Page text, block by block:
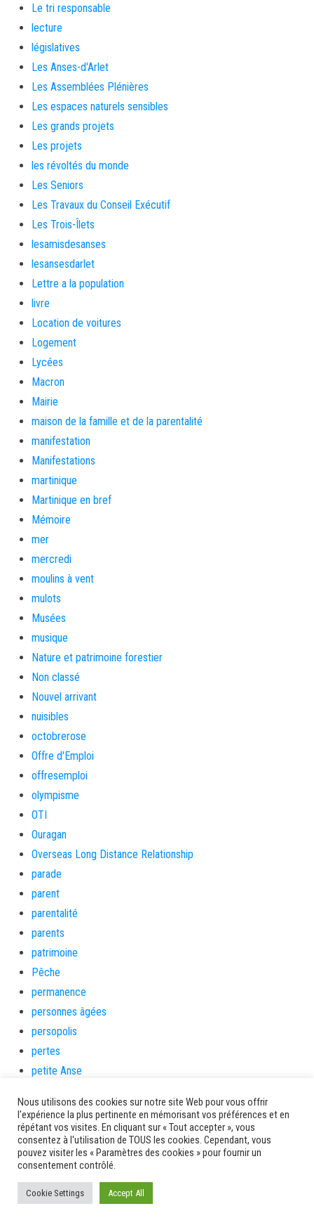
Le tri responsable
lecture
législatives
Les Anses-d'Arlet
Les Assemblées Plénières
Les espaces naturels sensibles
Les grands projets
Les projets
les révoltés du monde
Les Seniors
Les Travaux du Conseil Exécutif
Les Trois-Îlets
lesamisdesanses
lesansesdarlet
Lettre a la population
livre
Location de voitures
Logement
Lycées
Macron
Mairie
maison de la famille et de la parentalité
manifestation
Manifestations
martinique
Martinique en bref
Mémoire
mer
mercredi
moulins à vent
mulots
Musées
musique
Nature et patrimoine forestier
Non classé
Nouvel arrivant
nuisibles
octobrerose
Offre d'Emploi
offresemploi
olympisme
OTI
Ouragan
Overseas Long Distance Relationship
parade
parent
parentalité
parents
patrimoine
Pêche
permanence
personnes âgées
persopolis
pertes
petite Anse
PetiteAnse
plage
plages
plan mercredi
plein air
PleinAir
Nous utilisons des cookies sur notre site Web pour vous offrir
l'expérience la plus pertinente en mémorisant vos préférences et en
répétant vos visites. En cliquant sur « Tout accepter », vous
consentez à l'utilisation de TOUS les cookies. Cependant, vous
pouvez visiter les « Paramètres des cookies » pour fournir un
consentement contrôlé.
Cookie Settings Accept All